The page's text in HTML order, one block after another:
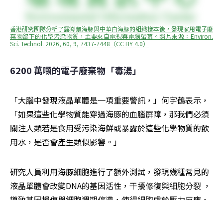
香港研究團隊分析了露脊鼠海豚與中華白海豚的組織樣本後，發現家用電子廢
棄物留下的化學污染物質，主要來自電視與電腦螢幕。照片來源：Environ.
Sci. Technol. 2026, 60, 9, 7437-7448（CC BY 4.0）
6200 萬噸的電子廢棄物「毒湯」
「大腦中發現液晶單體是一項重要警訊，」何宇鶴表示，
「如果這些化學物質能穿過海豚的血腦屏障，那我們必須
關注人類若是食用受污染海鮮或暴露於這些化學物質的飲
用水，是否會產生類似影響。」
研究人員利用海豚細胞進行了額外測試，發現幾種常見的
液晶單體會改變DNA的基因活性，干擾修復與細胞分裂 ，